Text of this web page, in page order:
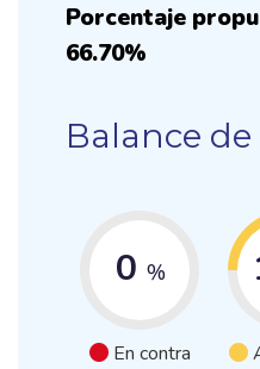
Porcentaje
66.70%
Balance
0 %
En contra